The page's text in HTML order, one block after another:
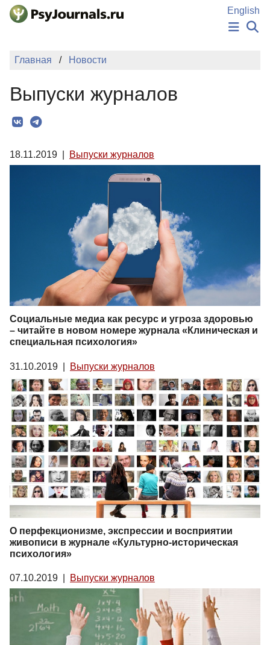
Перейти к основному содержанию
English
ПОДАТЬ РУКОПИСЬ
Главная Новости
Выпуски журналов
18.11.2019 Выпуски журналов
Социальные медиа как ресурс и угроза здоровью
– читайте в новом номере журнала «Клиническая и
специальная психология»
31.10.2019 Выпуски журналов
О перфекционизме, экспрессии и восприятии
живописи в журнале «Культурно-историческая
психология»
07.10.2019 Выпуски журналов